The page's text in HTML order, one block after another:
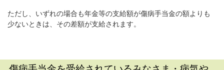
ただし、いずれの場合も年金等の支給額が傷病手当金の額よりも
少ないときは、その差額が支給されます。